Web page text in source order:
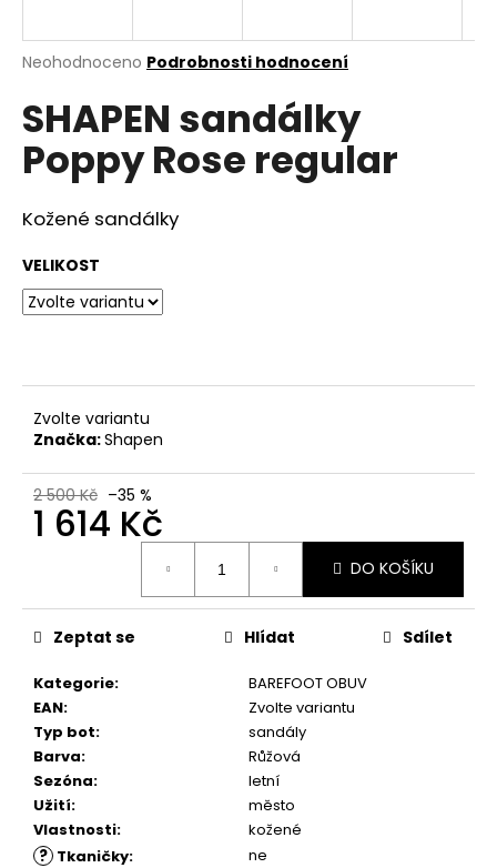
Průměrné
produktu
je
0,0
hvězdiček.
Neohodnoceno Podrobnosti hodnocení
SHAPEN sandálky
Poppy Rose regular
Kožené sandálky
VELIKOST
Zvolte variantu
Značka:Shapen
2 500 Kč –35 %
1 614 Kč
DO KOŠÍKU
Kategorie:
BAREFOOT OBUV
EAN:
Zvolte variantu
Typ bot:
sandály
Barva:
Růžová
Sezóna:
letní
Užití:
město
Vlastnosti: kožené
? Tkaničky: ne
Zeptat se Hlídat Sdílet
j
t
?
o
o
u
č
DÁRKOVÝ
POUKAZ
Kč